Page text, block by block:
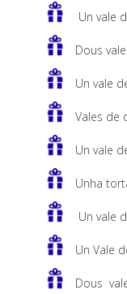
Un vale
Dous
Un vale
Vales de
Un vale
Unha
Un vale
Un Vale
Dous